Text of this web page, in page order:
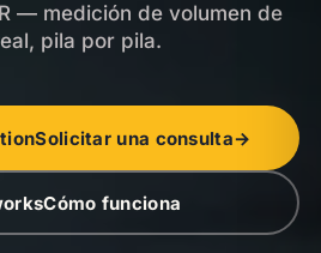
— medición de volumen de
pila por pila.
Solicitar una consulta→
Cómo funciona